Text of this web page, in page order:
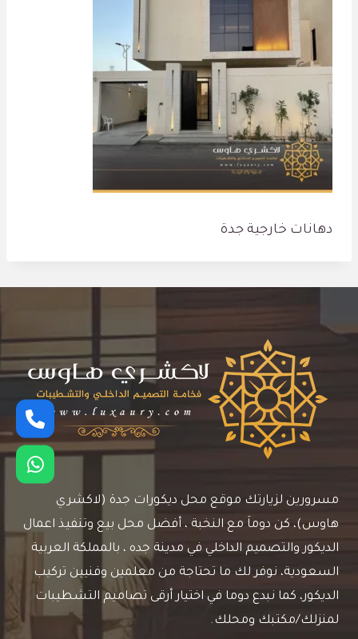
دهانات خارجية جدة
مسرورين لزيارتك موقع محل ديكورات جدة (لاكشري
هاوس)، كن دوماَ مع النخبة ، أفضل محل بيع وتنفيذ اعمال
الديكور والتصميم الداخلي في مدينة جده ، بالمملكة العربية
السعودية، نوفر لك ما تحتاجة من معلمين وفنيين تركيب
الديكور، كما نبدع دوما في اختيار أرقى تصاميم التشطيبات
لمنزلك/مكتبك ومحلك.